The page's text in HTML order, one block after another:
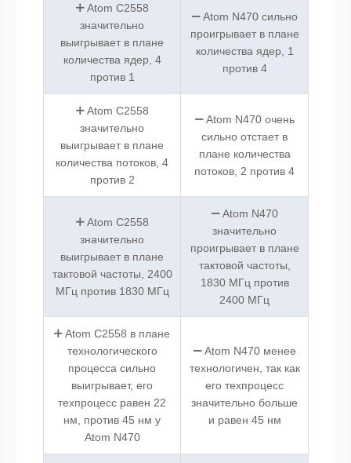
Atom C2558
значительно
выигрывает в плане
количества ядер, 4
против 1
Atom N470 сильно
проигрывает в плане
количества ядер, 1
против 4
Atom C2558
значительно
выигрывает в плане
количества потоков, 4
против 2
Atom N470 очень
сильно отстает в
плане количества
потоков, 2 против 4
Atom C2558
значительно
выигрывает в плане
тактовой частоты, 2400
МГц против 1830 МГц
Atom N470
значительно
проигрывает в плане
тактовой частоты,
1830 МГц против
2400 МГц
Atom C2558 в плане
технологического
процесса сильно
выигрывает, его
техпроцесс равен 22
нм, против 45 нм у
Atom N470
Atom N470 менее
технологичен, так как
его техпроцесс
значительно больше
и равен 45 нм